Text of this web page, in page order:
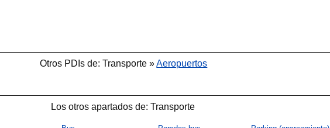
Otros PDIs de: Transporte »Aeropuertos
Los otros apartados de: Transporte